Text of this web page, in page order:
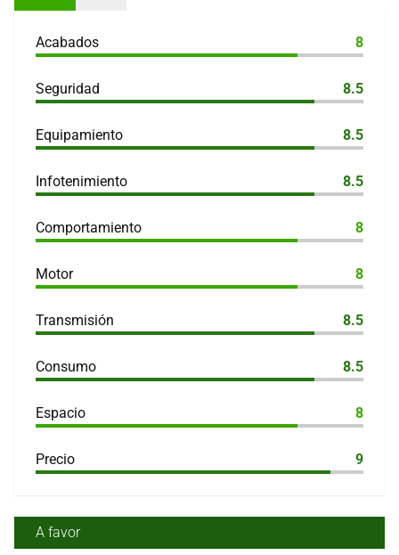
Acabados 8
Seguridad 8.5
Equipamiento 8.5
Infotenimiento 8.5
Comportamiento 8
Motor 8
Transmisión 8.5
Consumo 8.5
Espacio 8
Precio 9
A favor